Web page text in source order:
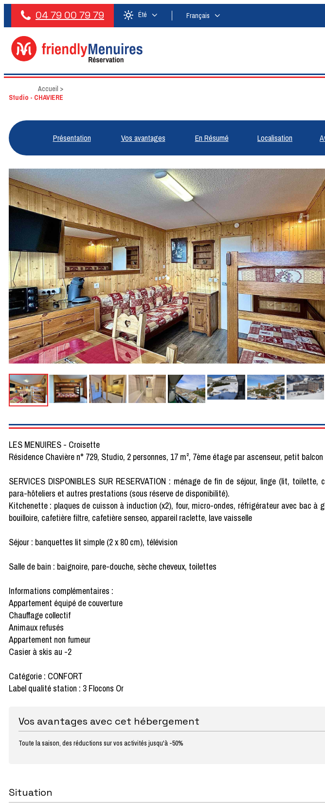
04 79 00 79 79 Été Français
Accueil >
Studio - CHAVIERE
Présentation Vos avantages En Résumé Localisation
LES MENUIRES - Croisette
Résidence Chavière n° 729, Studio, 2 personnes, 17 m², 7ème étage par ascenseur, petit balcon
SERVICES DISPONIBLES SUR RESERVATION : ménage de fin de séjour, linge (lit, toilette,
para-hôteliers et autres prestations (sous réserve de disponibilité).
Kitchenette : plaques de cuisson à induction (x2), four, micro-ondes, réfrigérateur avec bac à
bouilloire, cafetière filtre, cafetière senseo, appareil raclette, lave vaisselle
Séjour : banquettes lit simple (2 x 80 cm), télévision
Salle de bain : baignoire, pare-douche, sèche cheveux, toilettes
Informations complémentaires :
Appartement équipé de couverture
Chauffage collectif
Animaux refusés
Appartement non fumeur
Casier à skis au -2
Catégorie : CONFORT
Label qualité station : 3 Flocons Or
Vos avantages avec cet hébergement
Toute la saison, des réductions sur vos activités jusqu'à -50%
Situation